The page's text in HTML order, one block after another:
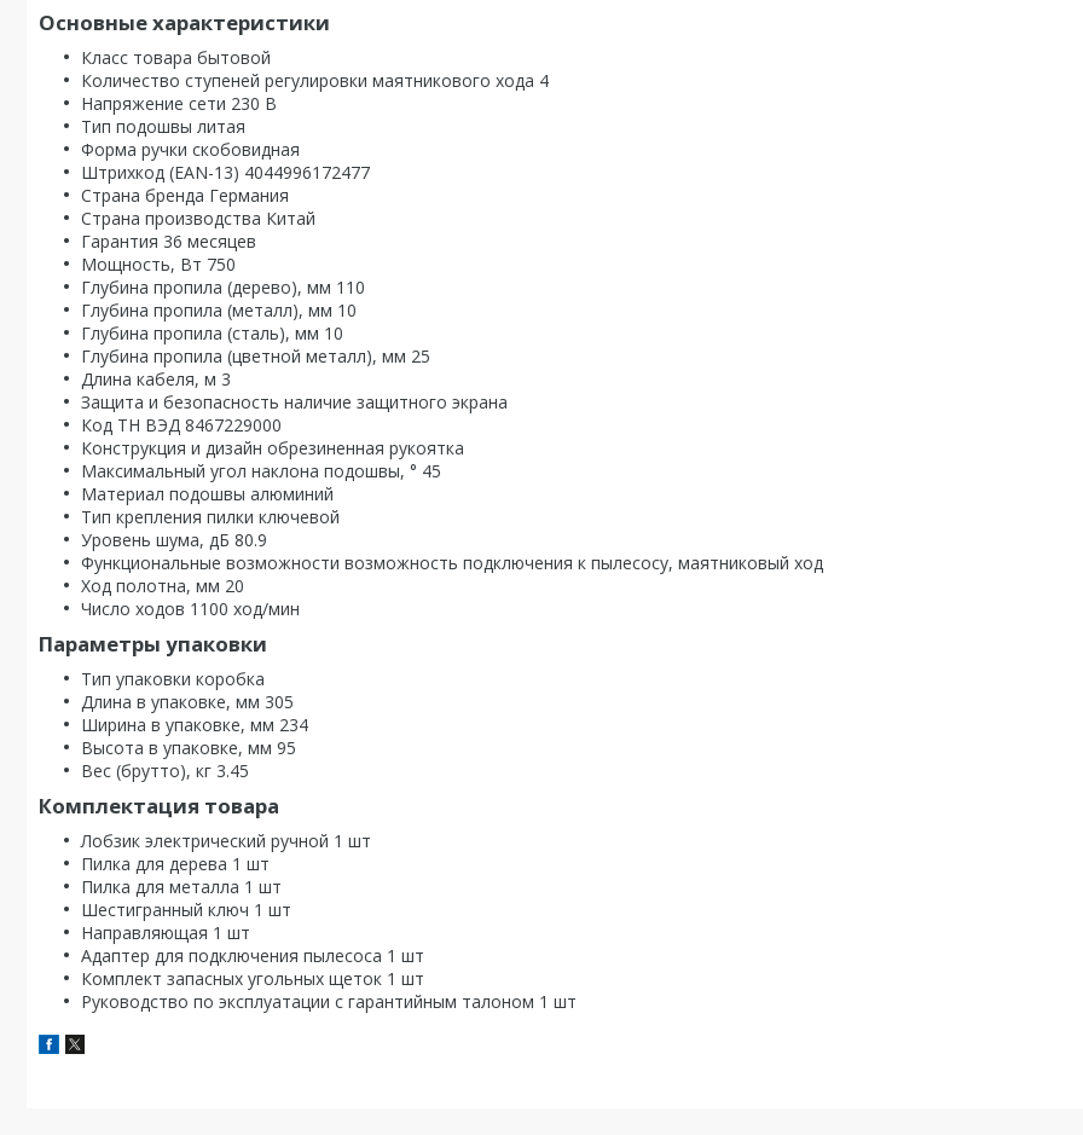
Основные характеристики
Класс товара бытовой
Количество ступеней регулировки маятникового хода 4
Напряжение сети 230 В
Тип подошвы литая
Форма ручки скобовидная
Штрихкод (EAN-13) 4044996172477
Страна бренда Германия
Страна производства Китай
Гарантия 36 месяцев
Мощность, Вт 750
Глубина пропила (дерево), мм 110
Глубина пропила (металл), мм 10
Глубина пропила (сталь), мм 10
Глубина пропила (цветной металл), мм 25
Длина кабеля, м 3
Защита и безопасность наличие защитного экрана
Код ТН ВЭД 8467229000
Конструкция и дизайн обрезиненная рукоятка
Максимальный угол наклона подошвы, ° 45
Материал подошвы алюминий
Тип крепления пилки ключевой
Уровень шума, дБ 80.9
Функциональные возможности возможность подключения к пылесосу, маятниковый ход
Ход полотна, мм 20
Число ходов 1100 ход/мин
Параметры упаковки
Тип упаковки коробка
Длина в упаковке, мм 305
Ширина в упаковке, мм 234
Высота в упаковке, мм 95
Вес (брутто), кг 3.45
Комплектация товара
Лобзик электрический ручной 1 шт
Пилка для дерева 1 шт
Пилка для металла 1 шт
Шестигранный ключ 1 шт
Направляющая 1 шт
Адаптер для подключения пылесоса 1 шт
Комплект запасных угольных щеток 1 шт
Руководство по эксплуатации с гарантийным талоном 1 шт